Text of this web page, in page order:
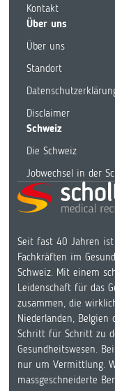
Kontakt
Über uns
Über uns
Standort
Disclaimer
Schweiz
Die Schweiz
Jobwechsel in der
Seit fast 40 Jahren ist
Fachkräften im
Schweiz. Mit einem
Leidenschaft für das
zusammen, die
Niederlanden,
Schritt für Schritt zu
Gesundheitswesen.
nur um Vermittlung.
massgeschneiderte